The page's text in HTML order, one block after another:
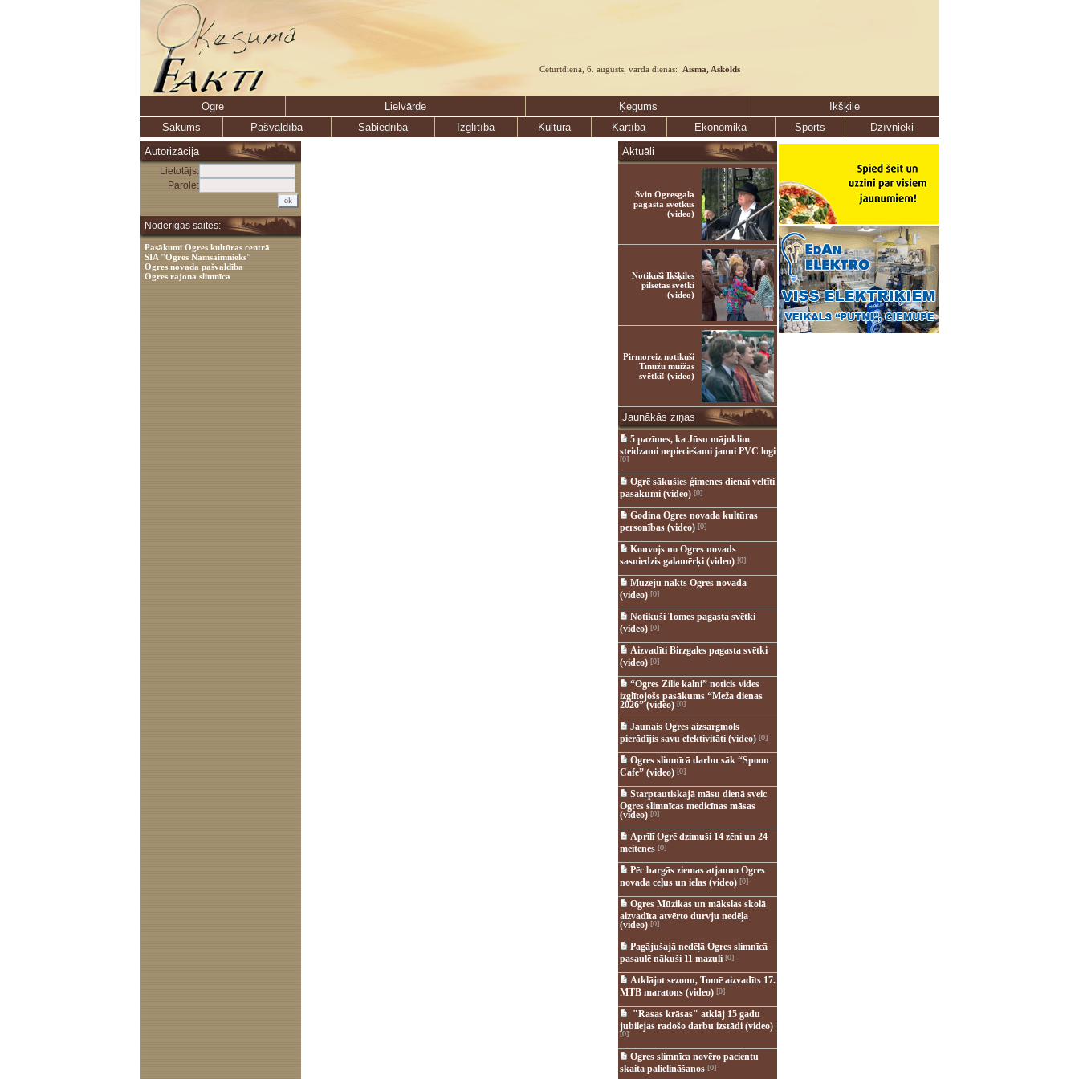
Ceturtdiena, 6. augusts, vārda dienas: Aisma, Askolds
Ogre Lielvārde Ķegums
Ikšķile
Sākums
Pašvaldība Sabiedrība Izglītība Kultūra Kārtība Ekonomika Sports
Dzīvnieki
Autorizācija
Lietotājs:
Parole:
Noderīgas saites:
Pasākumi Ogres kultūras centrā
SIA "Ogres Namsaimnieks"
Ogres novada pašvaldība
Ogres rajona slimnīca
Aktuāli
Svin Ogresgala
pagasta svētkus
(video)
Notikuši Ikšķiles
pilsētas svētki
(video)
Pirmoreiz notikuši
Tīnūžu muižas
svētki! (video)
Jaunākās ziņas
5 pazīmes, ka Jūsu mājoklim
steidzami nepieciešami jauni PVC logi
[0]
Ogrē sākušies ģimenes dienai veltīti
pasākumi (video)[0]
Godina Ogres novada kultūras
personības (video)[0]
Konvojs no Ogres novads
sasniedzis galamērķi (video)[0]
Muzeju nakts Ogres novadā
(video)[0]
Notikuši Tomes pagasta svētki
(video)[0]
Aizvadīti Birzgales pagasta svētki
(video)[0]
“Ogres Zilie kalni” noticis vides
izglītojošs pasākums “Meža dienas
2026” (video)[0]
Jaunais Ogres aizsargmols
pierādījis savu efektivitāti (video)[0]
Ogres slimnīcā darbu sāk “Spoon
Cafe” (video)[0]
Starptautiskajā māsu dienā sveic
Ogres slimnīcas medicīnas māsas
(video)[0]
Aprīlī Ogrē dzimuši 14 zēni un 24
meitenes [0]
Pēc bargās ziemas atjauno Ogres
novada ceļus un ielas (video)[0]
Ogres Mūzikas un mākslas skolā
aizvadīta atvērto durvju nedēļa
(video)[0]
Pagājušajā nedēļā Ogres slimnīcā
pasaulē nākuši 11 mazuļi[0]
Atklājot sezonu, Tomē aizvadīts 17.
MTB maratons (video)[0]
"Rasas krāsas" atklāj 15 gadu
jubilejas radošo darbu izstādi (video)
[0]
Ogres slimnīca novēro pacientu
skaita palielināšanos [0]